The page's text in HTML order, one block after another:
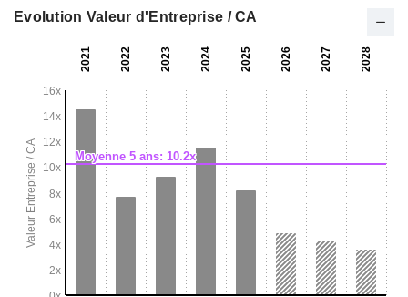
Evolution Valeur d'Entreprise / CA